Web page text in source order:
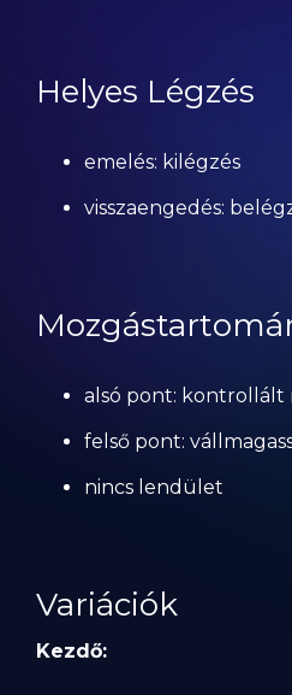
Helyes Légzés
emelés: kilégzés
visszaengedés:
alsó pont: kontrollált
felső pont:
nincs lendület
Variációk
Kezdő: